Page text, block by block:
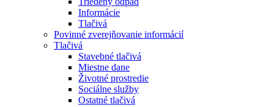
Informácie
Tlačivá
Povinné zverejňovanie informácií
Tlačivá
Stavebné tlačivá
Miestne dane
Životné prostredie
Sociálne služby
Ostatné tlačivá